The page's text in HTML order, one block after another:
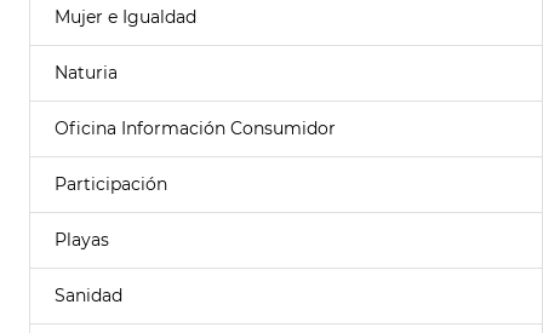
Mujer e Igualdad
Naturia
Oficina Información Consumidor
Participación
Playas
Sanidad